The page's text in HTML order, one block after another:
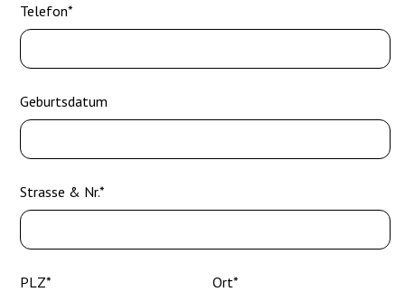
Telefon*
Geburtsdatum
Strasse & Nr.*
PLZ* Ort*